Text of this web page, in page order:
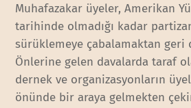
Muhafazakar üyeler, Amerikan
tarihinde olmadığı kadar
sürüklemeye çabalamaktan geri
Önlerine gelen davalarda taraf
dernek ve organizasyonların
önünde bir araya gelmekten